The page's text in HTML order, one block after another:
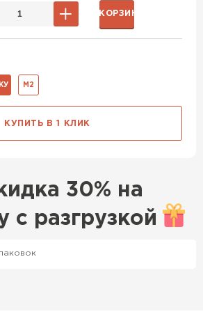
М2
В КОРЗИНУ
КУПИТЬ В 1 КЛИК
30% на
с разгрузкой